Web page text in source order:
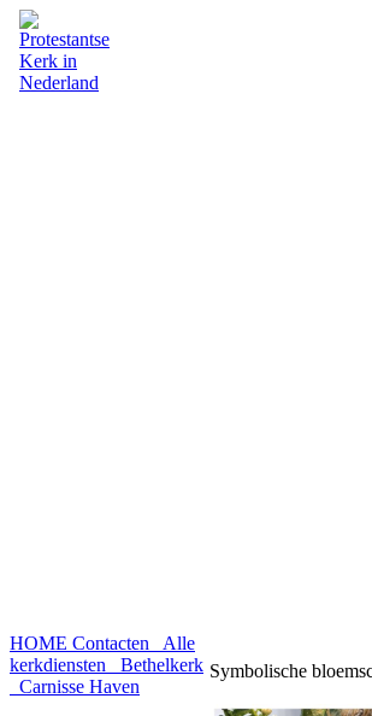
HOME Contacten
Alle
kerkdiensten
Bethelkerk
Carnisse Haven
Symbolische